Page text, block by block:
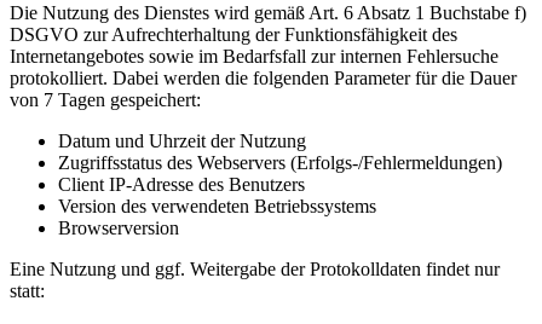
Die Nutzung des Dienstes wird gemäß Art. 6 Absatz 1 Buchstabe f)
DSGVO zur Aufrechterhaltung der Funktionsfähigkeit des
Internetangebotes sowie im Bedarfsfall zur internen Fehlersuche
protokolliert. Dabei werden die folgenden Parameter für die Dauer
von 7 Tagen gespeichert:
Datum und Uhrzeit der Nutzung
Zugriffsstatus des Webservers (Erfolgs-/Fehlermeldungen)
Client IP-Adresse des Benutzers
Version des verwendeten Betriebssystems
Browserversion
Eine Nutzung und ggf. Weitergabe der Protokolldaten findet nur
statt: